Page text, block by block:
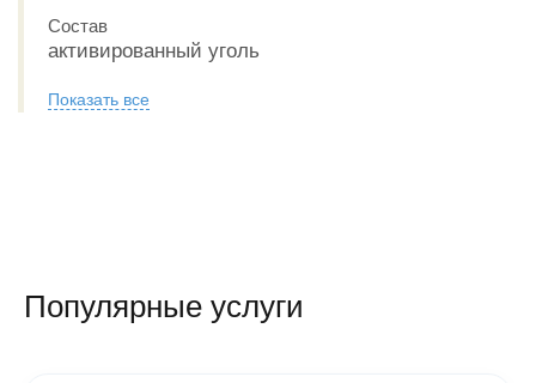
Состав
активированный уголь
Показать все
Популярные услуги